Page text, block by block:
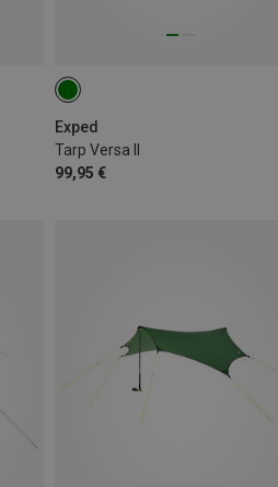
Exped
Tarp Versa II
99,95 €